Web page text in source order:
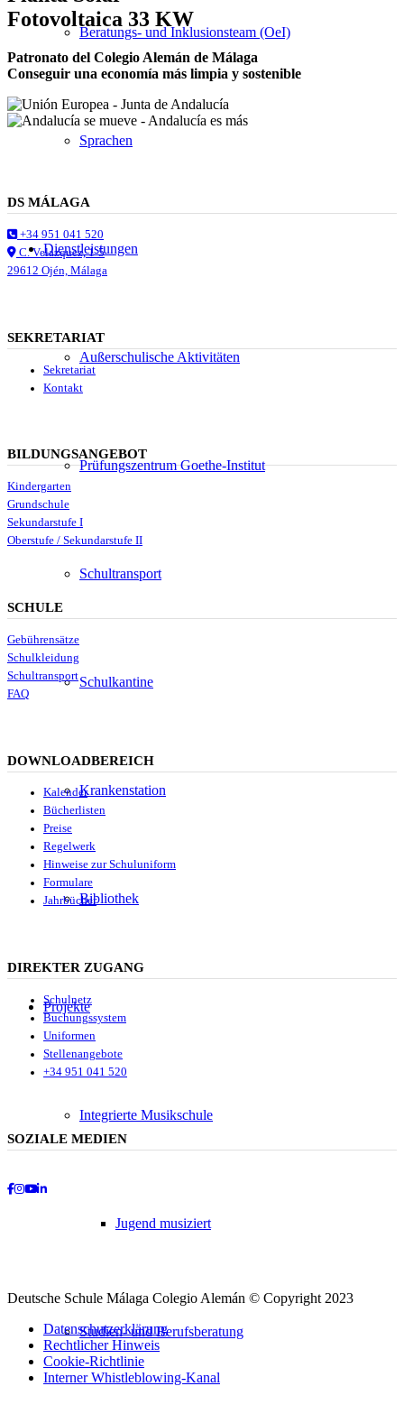
Beratungs- und Inklusionsteam (OeI)
Sprachen
Dienstleistungen
Außerschulische Aktivitäten
Prüfungszentrum Goethe-Institut
Schultransport
Schulkantine
Krankenstation
Bibliothek
Projekte
Integrierte Musikschule
Jugend musiziert
Studien- und Berufsberatung
Fotovoltaica 33 KW
Patronato del Colegio Alemán de Málaga
Conseguir una economía más limpia y sostenible
DS MÁLAGA
+34 951 041 520
C. Velazquez, 1-5
29612 Ojén, Málaga
SEKRETARIAT
Sekretariat
Kontakt
BILDUNGSANGEBOT
Kindergarten
Grundschule
Sekundarstufe I
Oberstufe / Sekundarstufe II
SCHULE
Gebührensätze
Schulkleidung
Schultransport
FAQ
DOWNLOADBEREICH
Kalender
Bücherlisten
Preise
Regelwerk
Hinweise zur Schuluniform
Formulare
Jahrbücher
DIREKTER ZUGANG
Schulnetz
Buchungssystem
Uniformen
Stellenangebote
+34 951 041 520
SOZIALE MEDIEN
Deutsche Schule Málaga Colegio Alemán © Copyright 2023
Datenschutzerklärung
Rechtlicher Hinweis
Cookie-Richtlinie
Interner Whistleblowing-Kanal